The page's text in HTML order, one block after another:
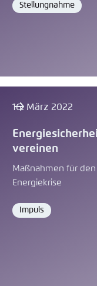
Format
Stellungnahme
16. März 2022
vereinen
Maßnahmen für
Energiekrise
Format
Impuls